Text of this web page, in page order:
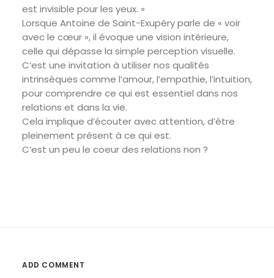
est invisible pour les yeux. »
Lorsque Antoine de Saint-Exupéry parle de « voir
avec le cœur », il évoque une vision intérieure,
celle qui dépasse la simple perception visuelle.
C’est une invitation à utiliser nos qualités
intrinsèques comme l’amour, l’empathie, l’intuition,
pour comprendre ce qui est essentiel dans nos
relations et dans la vie.
Cela implique d’écouter avec attention, d’être
pleinement présent à ce qui est.
C’est un peu le coeur des relations non ?
ADD COMMENT